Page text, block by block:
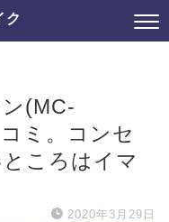
ク
(MC-
ミ。コンセ
ころはイマ
2020年3月29日